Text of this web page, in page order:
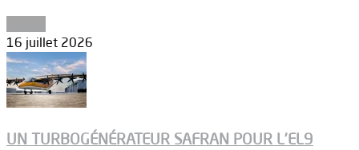
16 juillet 2026
UN TURBOGÉNÉRATEUR SAFRAN POUR L’EL9